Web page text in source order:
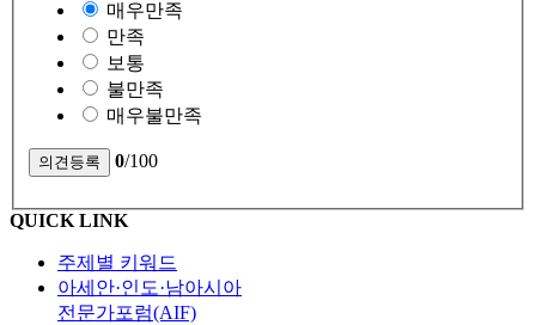
매우만족
만족
보통
불만족
매우불만족
0/100
QUICK LINK
주제별 키워드
아세안·인도·남아시아
전문가포럼(AIF)